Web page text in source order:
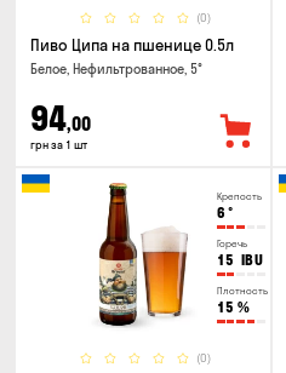
(0)
Пиво Ципа на пшенице 0.5л
Белое, Нефильтрованное, 5°
94,00
грн за 1 шт
Крепость
6 °
Горечь
15 IBU
Плотность
15 %
(0)